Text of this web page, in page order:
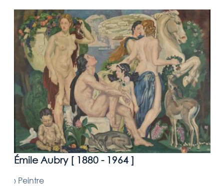
Émile Aubry [ 1880 - 1964]
› Peintre